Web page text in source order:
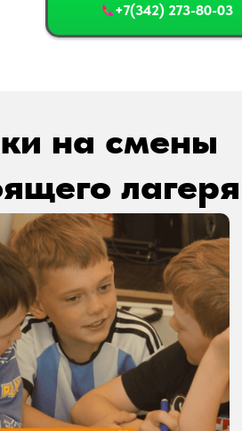
+7(342) 273-80-03
на смены
лагеря